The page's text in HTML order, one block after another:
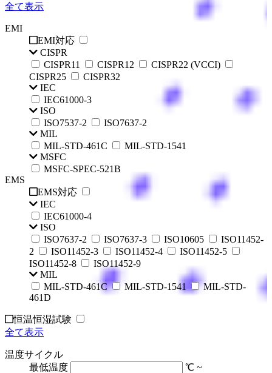
全て表示
EMI
EMI対応
CISPR
CISPR11
CISPR12
CISPR22 (VCCI)
CISPR25
CISPR32
IEC
IEC61000-3
ISO
ISO7537-2
ISO7637-2
MIL
MIL-STD-461C
MIL-STD-1541
MSFC
MSFC-SPEC-521B
EMS
EMS対応
IEC
IEC61000-4
ISO
ISO7637-2
ISO7637-3 ISO10605
ISO11452-
2
ISO11452-3 ISO11452-4
ISO11452-5
ISO11452-8
ISO11452-9
MIL
MIL-STD-461C
MIL-STD-1541
MIL-STD-
461D
恒温恒湿試験
全て表示
温度サイクル
最低温度
℃ ~